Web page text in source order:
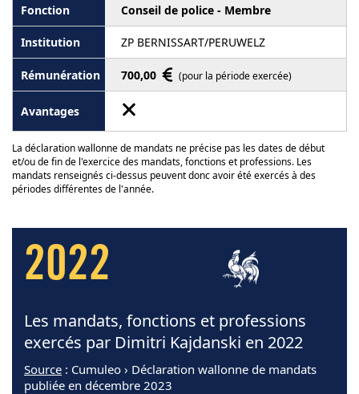
Conseil de police - Membre
ZP BERNISSART/PERUWELZ
700,00 (pour la période exercée)
La déclaration wallonne de mandats ne précise pas les dates de début
et/ou de fin de l'exercice des mandats, fonctions et professions. Les
mandats renseignés ci-dessus peuvent donc avoir été exercés à des
périodes différentes de l'année.
2022
Les mandats, fonctions et professions
exercés par Dimitri Kajdanski en 2022
Source : Cumuleo › Déclaration wallonne de mandats
publiée en décembre 2023